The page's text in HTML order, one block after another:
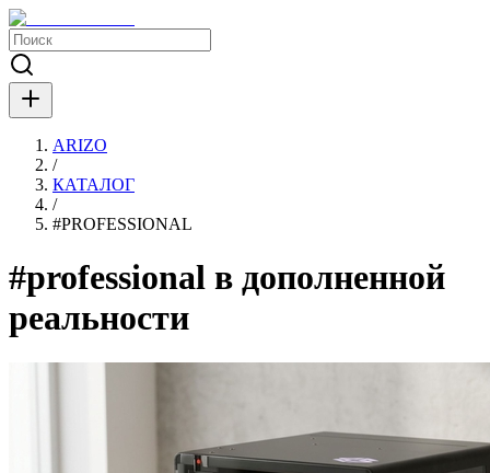
ARIZO
/
КАТАЛОГ
/
#PROFESSIONAL
#professional в дополненной
реальности